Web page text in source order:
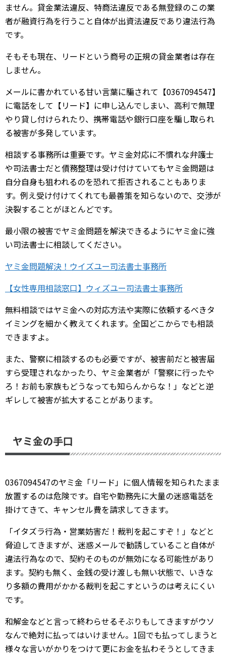
ません。貸金業法違反、特商法違反である無登録のこの業
者が融資行為を行うこと自体が出資法違反であり違法行為
です。
そもそも現在、リードという商号の正規の貸金業者は存在
しません。
メールに書かれている甘い言葉に騙されて【0367094547】
に電話をして【リード】に申し込んでしまい、高利で無理
やり貸し付けられたり、携帯電話や銀行口座を騙し取られ
る被害が多発しています。
相談する事務所は重要です。ヤミ金対応に不慣れな弁護士
や司法書士だと債務整理は受け付けていてもヤミ金問題は
自分自身も狙われるのを恐れて拒否されることもありま
す。例え受け付けてくれても最善策を知らないので、交渉が
決裂することがほとんどです。
最小限の被害でヤミ金問題を解決できるようにヤミ金に強
い司法書士に相談してください。
ヤミ金問題解決！ウイズユー司法書士事務所
【女性専用相談窓口】ウィズユー司法書士事務所
無料相談ではヤミ金への対応方法や実際に依頼するべきタ
イミングを細かく教えてくれます。全国どこからでも相談
できますよ。
また、警察に相談するのも必要ですが、被害前だと被害届
すら受理されなかったり、ヤミ金業者が「警察に行ったや
ろ！お前も家族もどうなっても知らんからな！」などと逆
ギレして被害が拡大することがあります。
ヤミ金の手口
0367094547のヤミ金「リード」に個人情報を知られたまま
放置するのは危険です。自宅や勤務先に大量の迷惑電話を
掛けてきて、キャンセル費を請求してきます。
「イタズラ行為・営業妨害だ！裁判を起こすぞ！」などと
脅迫してきますが、迷惑メールで勧誘していること自体が
違法行為なので、契約そのものが無効になる可能性があり
ます。契約も無く、金銭の受け渡しも無い状態で、いきな
り多額の費用がかかる裁判を起こすというのは考えにくい
です。
和解金などと言って終わらせるそぶりもしてきますがウソ
なんで絶対に払ってはいけません。1回でも払ってしまうと
様々な言いがかりをつけて更にお金を払わそうとしてきま